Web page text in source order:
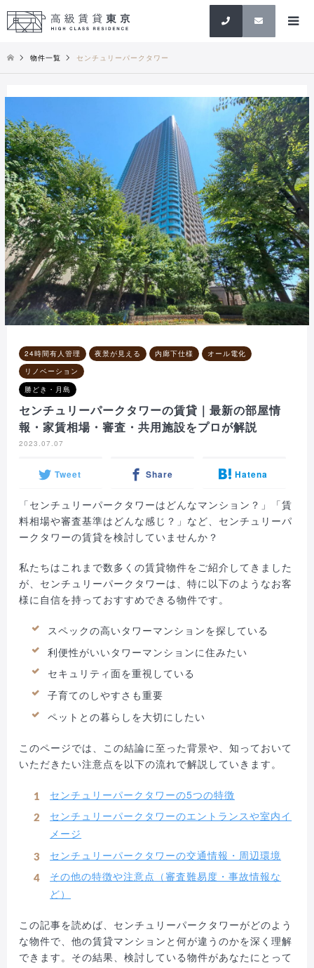
検索
物件一覧 センチュリーパークタワー
24時間有人管理 夜景が見える 内廊下仕様
オール電化
リノベーション
勝どき・月島
センチュリーパークタワーの賃貸｜最新の部屋情
報・家賃相場・審査・共用施設をプロが解説
2023.07.07
Tweet Share Hatena
「センチュリーパークタワーはどんなマンション？」「賃
料相場や審査基準はどんな感じ？」など、センチュリーパ
ークタワーの賃貸を検討していませんか？
私たちはこれまで数多くの賃貸物件をご紹介してきました
が、センチュリーパークタワーは、特に以下のようなお客
様に自信を持っておすすめできる物件です。
スペックの高いタワーマンションを探している
利便性がいいタワーマンションに住みたい
セキュリティ面を重視している
子育てのしやすさも重要
ペットとの暮らしを大切にしたい
このページでは、この結論に至った背景や、知っておいて
いただきたい注意点を以下の流れで解説していきます。
センチュリーパークタワーの5つの特徴
センチュリーパークタワーのエントランスや室内イ
メージ
センチュリーパークタワーの交通情報・周辺環境
その他の特徴や注意点（審査難易度・事故情報な
ど）
この記事を読めば、センチュリーパークタワーがどのよう
な物件で、他の賃貸マンションと何が違うのかを深く理解
できます。その結果、検討している物件があなたにとって